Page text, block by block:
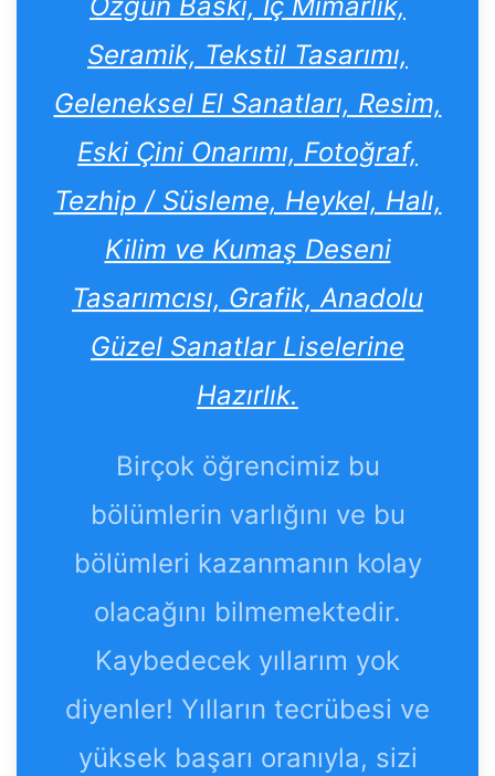
Seramik, Tekstil Tasarımı,
Geleneksel El Sanatları, Resim,
Eski Çini Onarımı, Fotoğraf,
Tezhip / Süsleme, Heykel, Halı,
Kilim ve Kumaş Deseni
Tasarımcısı, Grafik, Anadolu
Güzel Sanatlar Liselerine
Hazırlık.
Birçok öğrencimiz bu
bölümlerin varlığını ve bu
bölümleri kazanmanın kolay
olacağını bilmemektedir.
Kaybedecek yıllarım yok
diyenler! Yılların tecrübesi ve
yüksek başarı oranıyla, sizi